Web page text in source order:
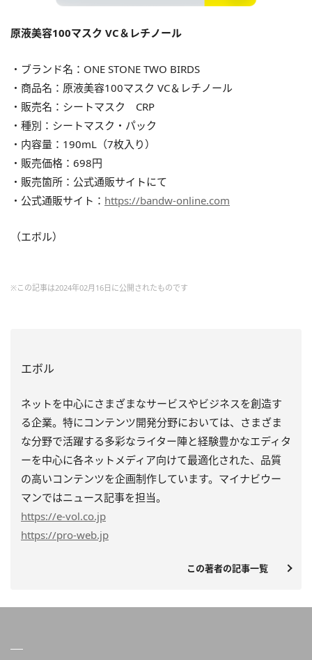
原液美容100マスク VC＆レチノール
・ブランド名：ONE STONE TWO BIRDS
・商品名：原液美容100マスク VC＆レチノール
・販売名：シートマスク CRP
・種別：シートマスク・パック
・内容量：190mL（7枚入り）
・販売価格：698円
・販売箇所：公式通販サイトにて
・公式通販サイト： https://bandw-online.com
（エボル）
※この記事は2024年02月16日に公開されたものです
エボル
ネットを中心にさまざまなサービスやビジネスを創造す
る企業。特にコンテンツ開発分野においては、さまざま
な分野で活躍する多彩なライター陣と経験豊かなエディタ
ーを中心に各ネットメディア向けて最適化された、品質
の高いコンテンツを企画制作しています。マイナビウー
マンではニュース記事を担当。
https://e-vol.co.jp
https://pro-web.jp
この著者の記事一覧